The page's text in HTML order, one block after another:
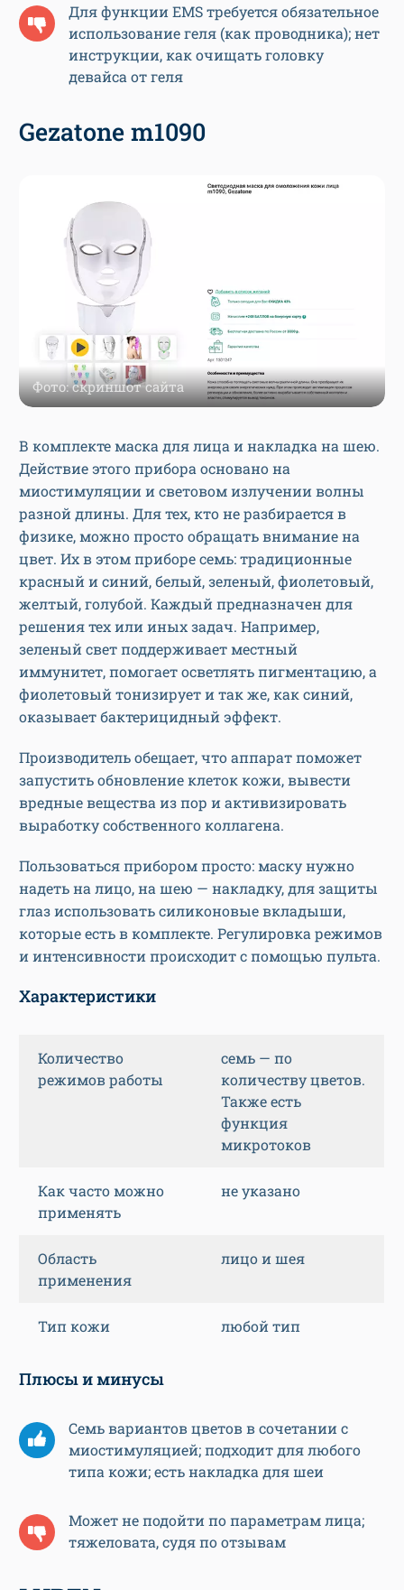
Для функции EMS требуется обязательное
использование геля (как проводника); нет
инструкции, как очищать головку
девайса от геля
Gezatone m1090
Фото: скриншот сайта
В комплекте маска для лица и накладка на шею.
Действие этого прибора основано на
миостимуляции и световом излучении волны
разной длины. Для тех, кто не разбирается в
физике, можно просто обращать внимание на
цвет. Их в этом приборе семь: традиционные
красный и синий, белый, зеленый, фиолетовый,
желтый, голубой. Каждый предназначен для
решения тех или иных задач. Например,
зеленый свет поддерживает местный
иммунитет, помогает осветлять пигментацию, а
фиолетовый тонизирует и так же, как синий,
оказывает бактерицидный эффект.
Производитель обещает, что аппарат поможет
запустить обновление клеток кожи, вывести
вредные вещества из пор и активизировать
выработку собственного коллагена.
Пользоваться прибором просто: маску нужно
надеть на лицо, на шею — накладку, для защиты
глаз использовать силиконовые вкладыши,
которые есть в комплекте. Регулировка режимов
и интенсивности происходит с помощью пульта.
Характеристики
Количество
режимов работы
семь — по
количеству цветов.
Также есть
функция
микротоков
Как часто можно
применять
не указано
Область
применения
лицо и шея
Тип кожи любой тип
Плюсы и минусы
Семь вариантов цветов в сочетании с
миостимуляцией; подходит для любого
типа кожи; есть накладка для шеи
Может не подойти по параметрам лица;
тяжеловата, судя по отзывам